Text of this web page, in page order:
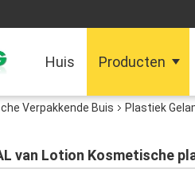
Huis Producten
Verpakkende Buis
Plastiek
van Lotion Kosmetische